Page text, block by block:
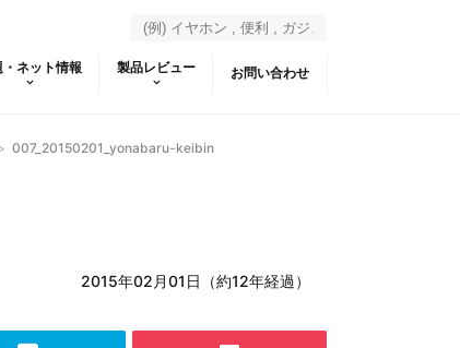
・ネット情報 製品レビュー お問い合わせ
007_20150201_yonabaru-keibin
2015年02月01日（約12年経過）